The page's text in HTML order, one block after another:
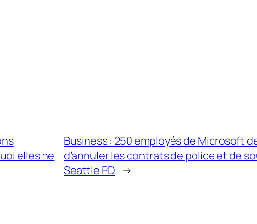
elles ne
Business : 250 employés de Microsoft
d’annuler les contrats de police et de
Seattle PD →